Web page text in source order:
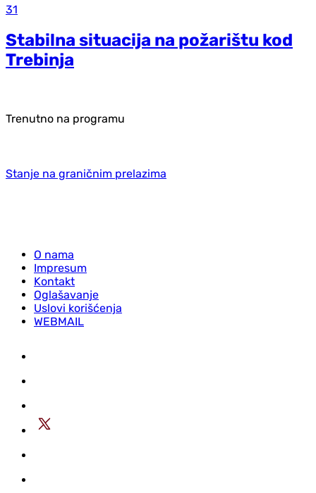
31
Stabilna situacija na požarištu kod
Trebinja
Trenutno na programu
Stanje na graničnim prelazima
O nama
Impresum
Kontakt
Oglašavanje
Uslovi korišćenja
WEBMAIL